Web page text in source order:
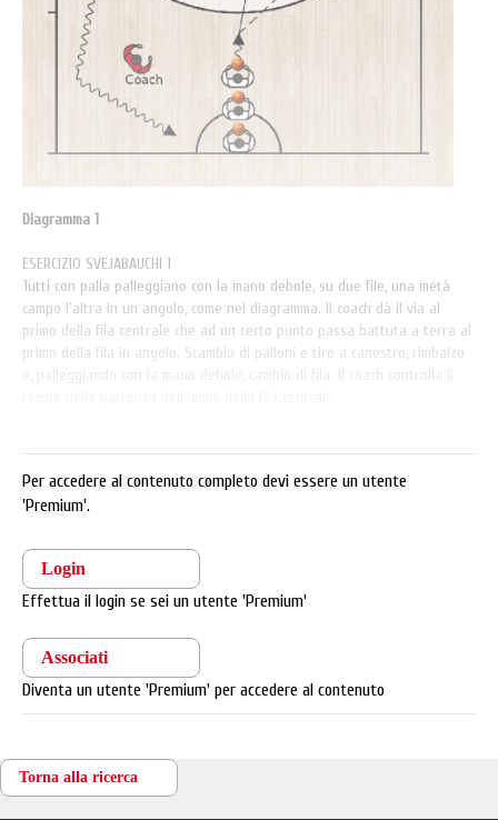
Diagramma 1
ESERCIZIO SVEJABAUCHI 1
Tutti con palla palleggiano con la mano debole, su due file, una metà
campo l'altra in un angolo, come nel diagramma. Il coach dà il via al
primo della fila centrale che ad un certo punto passa battuta a terra al
primo della fila in angolo. Scambio di palloni e tiro a canestro, rimbalzo
e, palleggiando con la mano debole, cambio di fila. Il coach controlla il
Per accedere al contenuto completo devi essere un utente
'Premium'.
Login
Effettua il login se sei un utente 'Premium'
Associati
Diventa un utente 'Premium' per accedere al contenuto
Torna alla ricerca